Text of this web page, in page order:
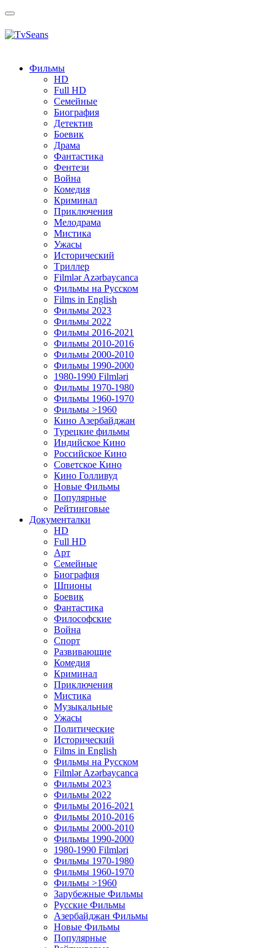
Toggle
Фильмы
HD
Full HD
Семейные
Биография
Детектив
Боевик
Драма
Фантастика
Фентези
Война
Комедия
Криминал
Приключения
Мелодрама
Мистика
Ужасы
Исторический
Tриллер
Filmlər Azərbaycanca
Фильмы на Русском
Films in English
Фильмы 2023
Фильмы 2022
Фильмы 2016-2021
Фильмы 2010-2016
Фильмы 2000-2010
Фильмы 1990-2000
1980-1990 Filmləri
Фильмы 1970-1980
Фильмы 1960-1970
Фильмы >1960
Кино Азербайджан
Турецкие фильмы
Индийское Кино
Российское Кино
Советское Кино
Кино Голливуд
Новые Фильмы
Популярные
Рейтинговые
Документалки
HD
Full HD
Арт
Семейные
Биография
Шпионы
Боевик
Фантастика
Философские
Война
Спорт
Развивающие
Комедия
Криминал
Приключения
Мистика
Музыкальные
Ужасы
Политические
Исторический
Films in English
Фильмы на Русском
Filmlər Azərbaycanca
Фильмы 2023
Фильмы 2022
Фильмы 2016-2021
Фильмы 2010-2016
Фильмы 2000-2010
Фильмы 1990-2000
1980-1990 Filmləri
Фильмы 1970-1980
Фильмы 1960-1970
Фильмы >1960
Зарубежные Фильмы
Русские Фильмы
Азербайджан Фильмы
Новые Фильмы
Популярные